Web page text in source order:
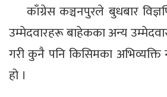
काँग्रेस कञ्चनपुरले बुधबार
उम्मेदवारहरू बाहेकका अन्य
गरी कुनै पनि किसिमका अभिव्यक्ति
हो ।